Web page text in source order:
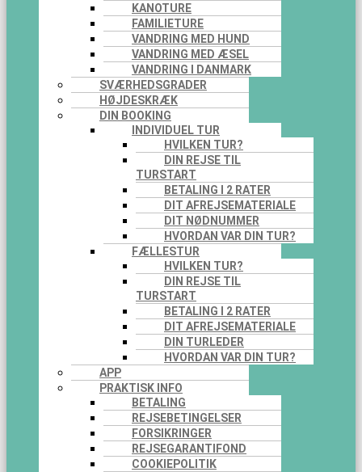
KANOTURE
FAMILIETURE
VANDRING MED HUND
VANDRING MED ÆSEL
VANDRING I DANMARK
SVÆRHEDSGRADER
HØJDESKRÆK
DIN BOOKING
INDIVIDUEL TUR
HVILKEN TUR?
DIN REJSE TIL
TURSTART
BETALING I 2 RATER
DIT AFREJSEMATERIALE
DIT NØDNUMMER
HVORDAN VAR DIN TUR?
FÆLLESTUR
HVILKEN TUR?
DIN REJSE TIL
TURSTART
BETALING I 2 RATER
DIT AFREJSEMATERIALE
DIN TURLEDER
HVORDAN VAR DIN TUR?
APP
PRAKTISK INFO
BETALING
REJSEBETINGELSER
FORSIKRINGER
REJSEGARANTIFOND
COOKIEPOLITIK